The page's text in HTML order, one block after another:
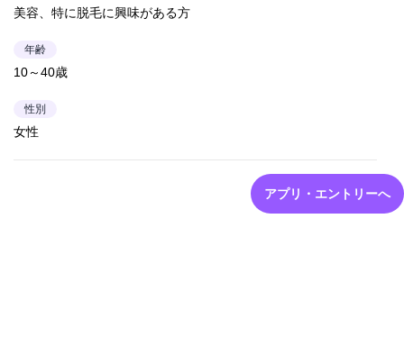
美容、特に脱毛に興味がある方
年齢
10～40歳
性別
女性
アプリ・エントリーへ